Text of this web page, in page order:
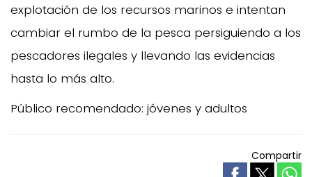
explotación de los recursos marinos e intentan
cambiar el rumbo de la pesca persiguiendo a los
pescadores ilegales y llevando las evidencias
hasta lo más alto.
Público recomendado: jóvenes y adultos
Compartir